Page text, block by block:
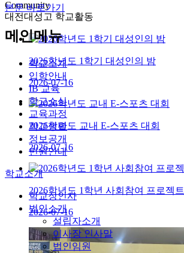
본문 바로가기
메인메뉴
학교소개
입학안내
IB 교육
학교소식
교육과정
학교생활
정보공개
민원안내
학교소개
학교장인사
법인소개
설립자소개
이사장 인사말
법인임원
Community
대전대성고 학교활동
2026학년도 1학기 대성인의 밤
2026-07-16
2026학년도 교내 E-스포츠 대회
2026-07-16
2026학년도 1학년 사회참여 프로젝트
2026-07-16